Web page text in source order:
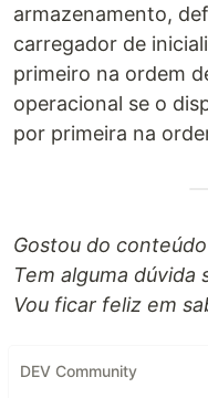
armazenamento,
carregador de
primeiro na ordem
operacional se o
por primeira na
Gostou do
Tem alguma dúvida
Vou ficar feliz em
DEV Community